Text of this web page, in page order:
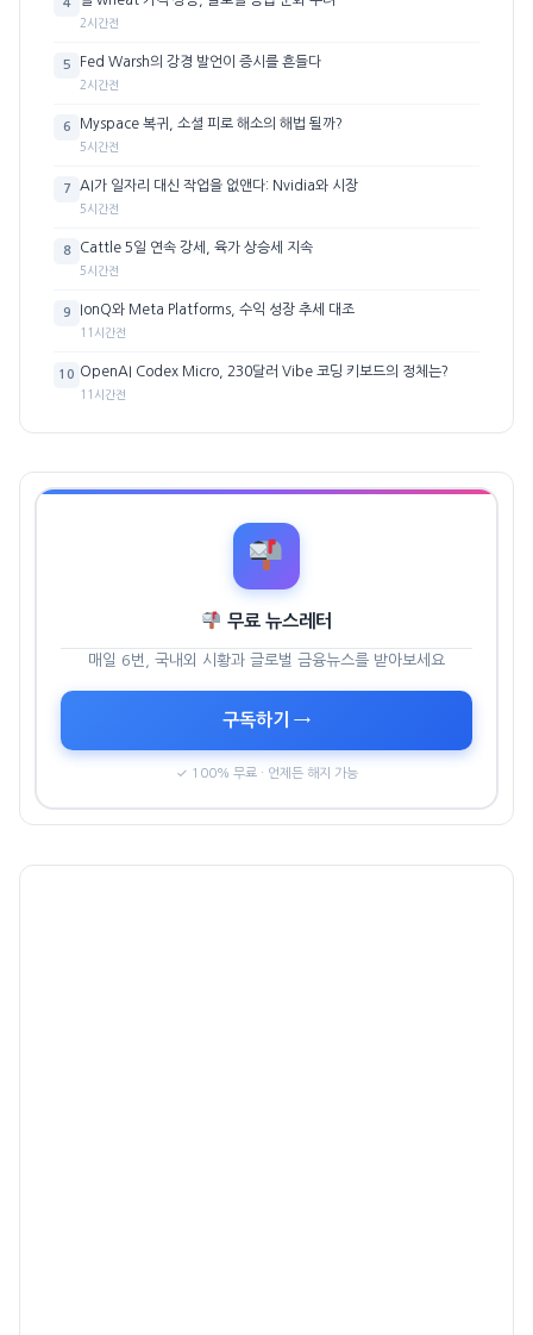
2시간전
5 Fed Warsh의 강경 발언이 증시를 흔들다
2시간전
6 Myspace 복귀, 소셜 피로 해소의 해법 될까?
5시간전
7 AI가 일자리 대신 작업을 없앤다: Nvidia와 시장
5시간전
8 Cattle 5일 연속 강세, 육가 상승세 지속
5시간전
9 IonQ와 Meta Platforms, 수익 성장 추세 대조
11시간전
10 OpenAI Codex Micro, 230달러 Vibe 코딩 키보드의 정체는?
11시간전
무료 뉴스레터
매일 6번, 국내외 시황과 글로벌 금융뉴스를 받아보세요
구독하기 →
✓ 100% 무료 · 언제든 해지 가능